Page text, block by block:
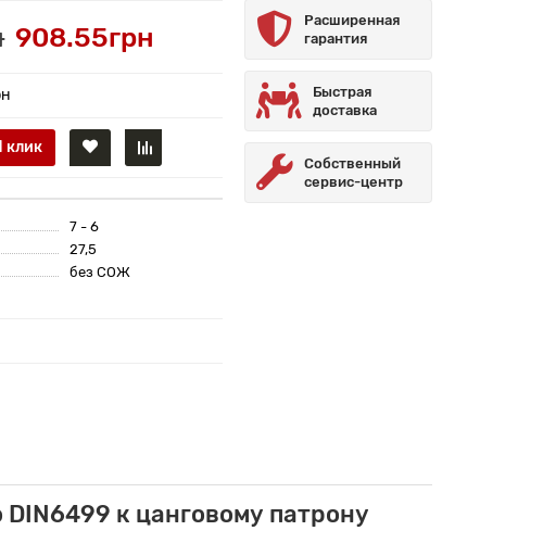
908.55грн
клик
7 - 6
27,5
без СОЖ
Расширенная
гарантия
Быстрая
доставка
Собственный
сервис-центр
к цанговому патрону